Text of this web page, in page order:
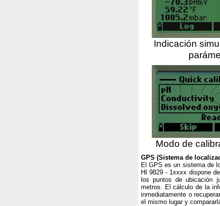
Indicación
Modo de
GPS (Sistema de
El GPS es un sistema de
HI 9829 - 1xxxx dispone
los puntos de ubicación
metros. El cálculo de la
inmediatamente o
el mismo lugar y